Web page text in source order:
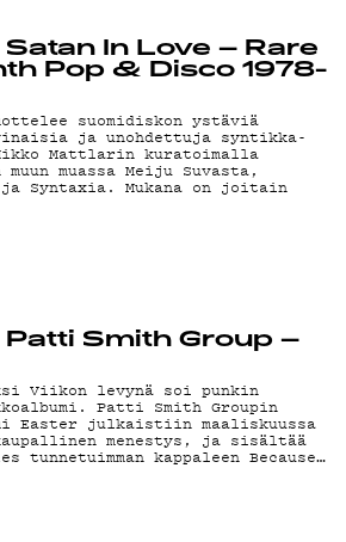
In Love – Rare
Pop & Disco 1978-
suomidiskon ystäviä
ja unohdettuja syntikka-
Mattlarin kuratoimalla
muassa Meiju Suvasta,
Syntaxia. Mukana on joitain
Patti Smith Group –
Viikon levynä soi punkin
Patti Smith Groupin
Easter julkaistiin maaliskuussa
menestys, ja sisältää
tunnetuimman kappaleen Because…